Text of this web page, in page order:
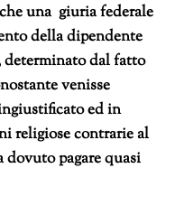
una giuria federale
della dipendente
determinato dal fatto
venisse
ed in
religiose contrarie al
dovuto pagare quasi